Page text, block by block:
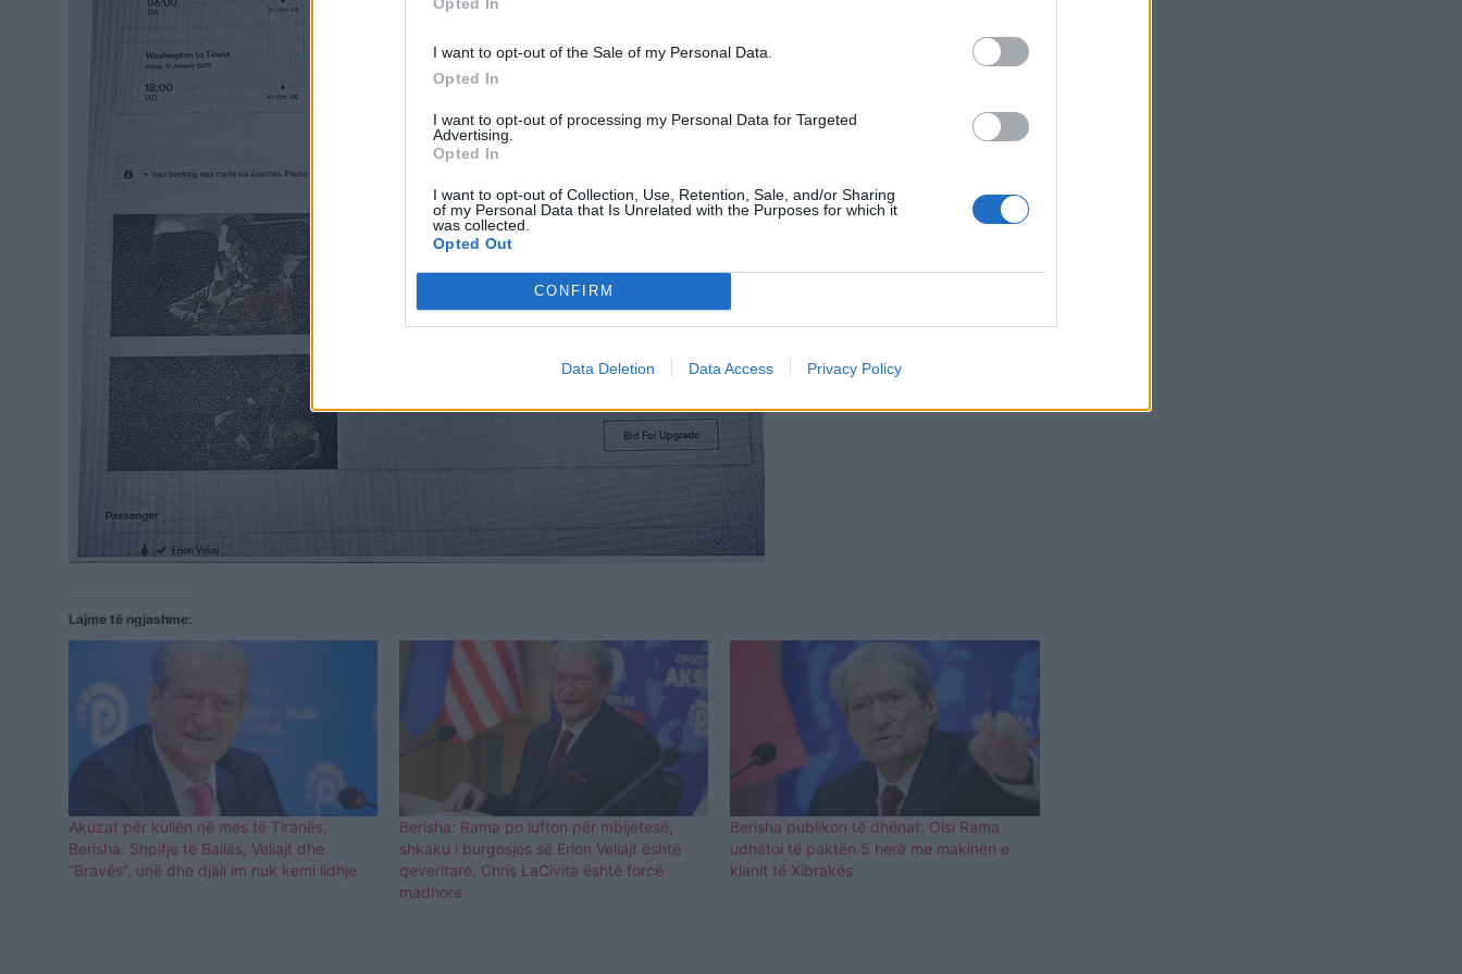
I want to opt-out of the Sale of my Personal Data.
Opted In
I want to opt-out of processing my Personal Data for Targeted
Advertising.
Opted In
I want to opt-out of Collection, Use, Retention, Sale, and/or Sharing
of my Personal Data that Is Unrelated with the Purposes for which it
was collected.
Opted Out
CONFIRM
Data Deletion Data Access Privacy Policy
Lajme të ngjashme:
Akuzat për kullën në mes të Tiranës,
Berisha: Shpifje të Ballës, Veliajt dhe
“Bravës”, unë dhe djali im nuk kemi lidhje
Berisha: Rama po lufton për mbijetesë,
shkaku i burgosjes së Erion Veliajt është
qeveritare, Chris LaCivita është forcë
madhore
Berisha publikon të dhënat: Olsi Rama
udhëtoi të paktën 5 herë me makinën e
klanit të Xibrakës